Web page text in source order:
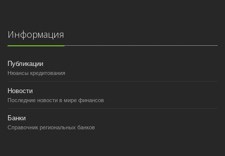
Информация
Публикации
Нюансы кредитования
Новости
Последние новости в мире финансов
Банки
Справочник региональных банков